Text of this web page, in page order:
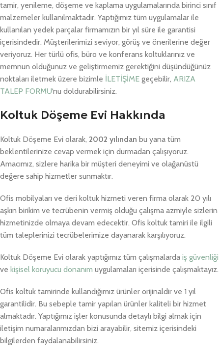
tamir, yenileme, döşeme ve kaplama uygulamalarında birinci sınıf
malzemeler kullanılmaktadır. Yaptığımız tüm uygulamalar ile
kullanılan yedek parçalar firmamızın bir yıl süre ile garantisi
içerisindedir. Müşterilerimizi seviyor, görüş ve önerilerine değer
veriyoruz. Her türlü ofis, büro ve konferans koltuklarınız ve
memnun olduğunuz ve geliştirmemiz gerektiğini düşündüğünüz
noktaları iletmek üzere bizimle İLETİŞİME geçebilir, ARIZA
TALEP FORMU‘nu doldurabilirsiniz.
Koltuk Döşeme Evi Hakkında
Koltuk Döşeme Evi olarak, 2002 yılından bu yana tüm
beklentilerinize cevap vermek için durmadan çalışıyoruz.
Amacımız, sizlere harika bir müşteri deneyimi ve olağanüstü
değere sahip hizmetler sunmaktır.
Ofis mobilyaları ve deri koltuk hizmeti veren firma olarak 20 yılı
aşkın birikim ve tecrübenin vermiş olduğu çalışma azmiyle sizlerin
hizmetinizde olmaya devam edecektir. Ofis koltuk tamiri ile ilgili
tüm taleplerinizi tecrübelerimize dayanarak karşılıyoruz.
Koltuk Döşeme Evi olarak yaptığımız tüm çalışmalarda iş güvenliği
ve kişisel koruyucu donanım uygulamaları içerisinde çalışmaktayız.
Ofis koltuk tamirinde kullandığımız ürünler orijinaldir ve 1 yıl
garantilidir. Bu sebeple tamir yapılan ürünler kaliteli bir hizmet
almaktadır. Yaptığımız işler konusunda detaylı bilgi almak için
iletişim numaralarımızdan bizi arayabilir, sitemiz içerisindeki
bilgilerden faydalanabilirsiniz.